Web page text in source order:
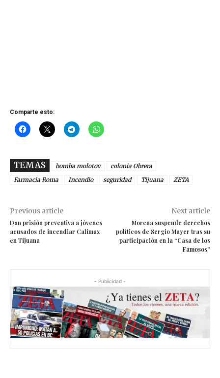
Comparte esto:
TEMAS bomba molotov
colonia Obrera
Farmacia Roma
Incendio seguridad Tijuana ZETA
Previous article
Dan prisión preventiva a jóvenes
acusados de incendiar Calimax
en Tijuana
Next article
Morena suspende derechos
políticos de Sergio Mayer tras su
participación en la “Casa de los
Famosos”
- Publicidad -